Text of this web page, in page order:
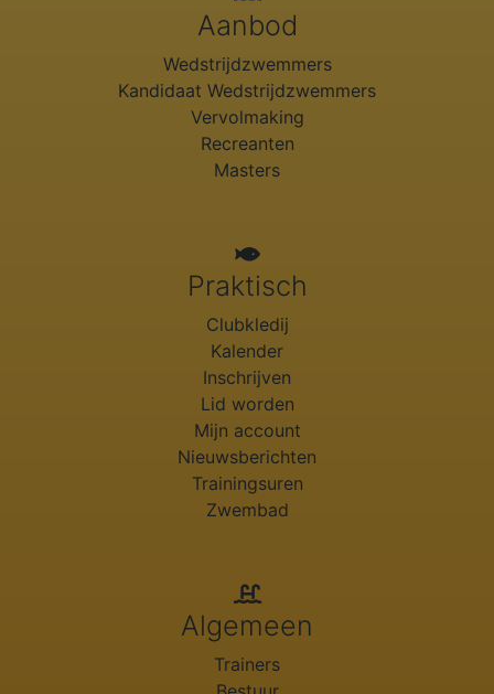
Aanbod
Wedstrijdzwemmers
Kandidaat Wedstrijdzwemmers
Vervolmaking
Recreanten
Masters
Praktisch
Clubkledij
Kalender
Inschrijven
Lid worden
Mijn account
Nieuwsberichten
Trainingsuren
Zwembad
Algemeen
Trainers